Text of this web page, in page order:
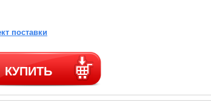
поставки
КУПИТЬ